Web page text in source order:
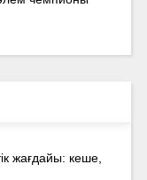
жағдайы: кеше,